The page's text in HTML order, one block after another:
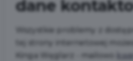
dane
Wszystkie problemy z
tej strony internetowej
Kinga Węglarz
- mailowo